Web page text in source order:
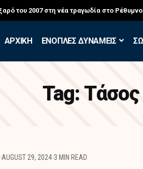
του 2007 στη νέα τραγωδία στο
APXIKH ΕΝΟΠΛΕΣ ΔΥΝΑΜΕΙΣ
Tag:
AUGUST 29, 2024 3 MIN READ